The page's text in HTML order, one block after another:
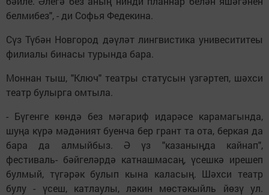
белмибез", - ди Софья Федекина.
Сүз Түбән Новгород дәүләт лингвистика унивесититеы
филиалы бинасы турында бара.
Моннан тыш, "Ключ" театры статусын үзгәртеп, шәхси
театр булырга омтыла.
- Бүгенге көндә без мәгариф идарәсе карамагында,
шуңа күрә мәдәният буенча бер грант та ота, беркая да
бара да алмыйбыз. Ә үз "казаныңда кайнап",
фестиваль- бәйгеләрдә катнашмасаң, үсешкә ирешеп
булмый, түгәрәк булып кына каласың. Шәхси театр
булу - үсеш, катлаулы, ләкин мөстәкыйль йөзү ул.